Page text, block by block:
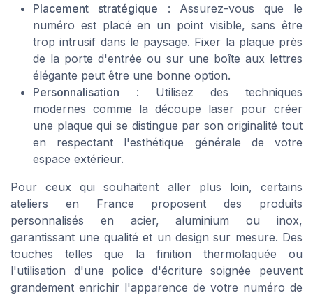
Placement stratégique : Assurez-vous que le
numéro est placé en un point visible, sans être
trop intrusif dans le paysage. Fixer la plaque près
de la porte d'entrée ou sur une boîte aux lettres
élégante peut être une bonne option.
Personnalisation : Utilisez des techniques
modernes comme la découpe laser pour créer
une plaque qui se distingue par son originalité tout
en respectant l'esthétique générale de votre
espace extérieur.
Pour ceux qui souhaitent aller plus loin, certains
ateliers en France proposent des produits
personnalisés en acier, aluminium ou inox,
garantissant une qualité et un design sur mesure. Des
touches telles que la finition thermolaquée ou
l'utilisation d'une police d'écriture soignée peuvent
grandement enrichir l'apparence de votre numéro de